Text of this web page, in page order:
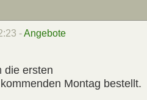
-Angebote
die ersten
Montag bestellt.